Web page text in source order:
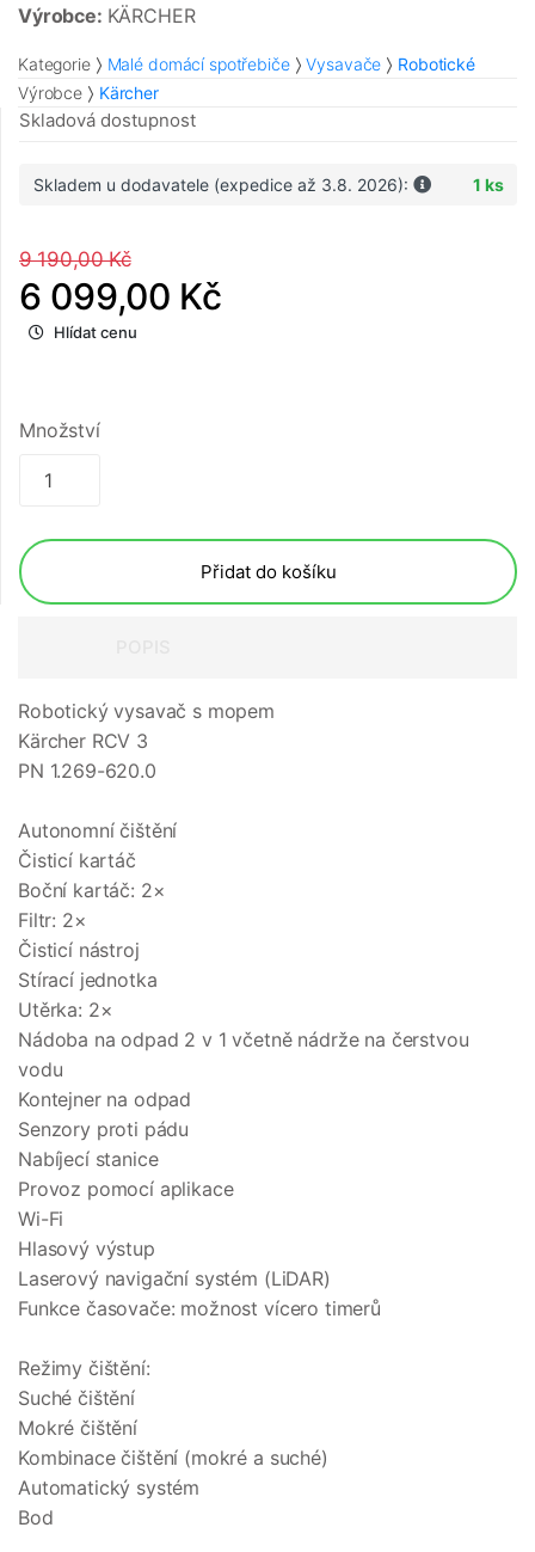
Výrobce: KÄRCHER
Kategorie Malé domácí spotřebiče Vysavače
Robotické
Výrobce
Kärcher
Skladová dostupnost
Skladem u dodavatele (expedice až 3.8. 2026): 1 ks
9 190,00 Kč
6 099,00 Kč
Hlídat cenu
Množství
Přidat do košíku
Robotický vysavač s mopem
Kärcher RCV 3
PN 1.269-620.0
Autonomní čištění
Čisticí kartáč
Boční kartáč: 2×
Filtr: 2×
Čisticí nástroj
Stírací jednotka
Utěrka: 2×
Nádoba na odpad 2 v 1 včetně nádrže na čerstvou
vodu
Kontejner na odpad
Senzory proti pádu
Nabíjecí stanice
Provoz pomocí aplikace
Wi-Fi
Hlasový výstup
Laserový navigační systém (LiDAR)
Funkce časovače: možnost vícero timerů
Režimy čištění:
Suché čištění
Mokré čištění
Kombinace čištění (mokré a suché)
Automatický systém
Bod